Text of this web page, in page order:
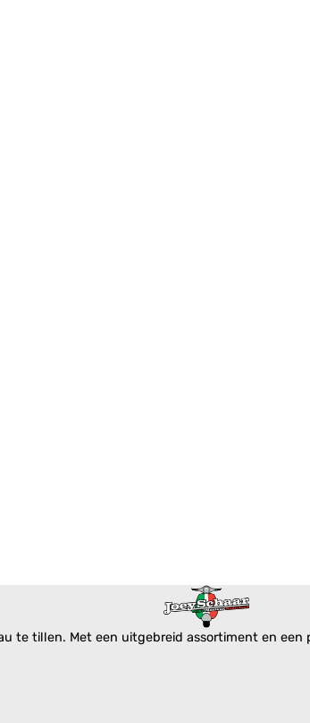
te tillen. Met een uitgebreid assortiment en